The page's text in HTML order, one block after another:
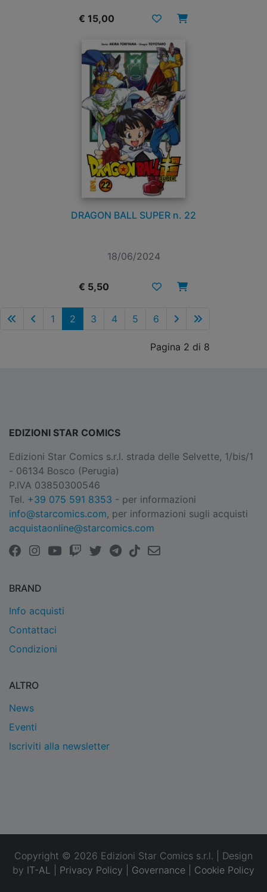
€ 15,00
DRAGON BALL SUPER n. 22
18/06/2024
€ 5,50
1 2 3 4 5 6
Pagina 2 di 8
EDIZIONI STAR COMICS
Edizioni Star Comics s.r.l. strada delle Selvette, 1/bis/1
- 06134 Bosco (Perugia)
P.IVA 03850300546
Tel. +39 075 591 8353 - per informazioni
info@starcomics.com, per informazioni sugli acquisti
acquistaonline@starcomics.com
BRAND
Info acquisti
Contattaci
Condizioni
ALTRO
News
Eventi
Iscriviti alla newsletter
Copyright © 2026 Edizioni Star Comics s.r.l. | Design
by IT-AL Privacy Policy Governance Cookie Policy